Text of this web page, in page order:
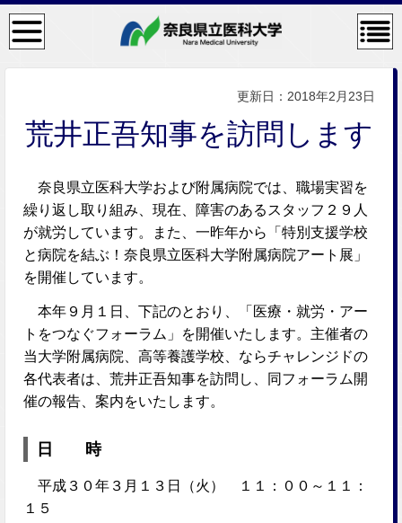
検
索・
メニ
コン
テン
ニュ
ー
更新日：2018年2月23日
荒井正吾知事を訪問します
奈良県立医科大学および附属病院では、職場実習を
繰り返し取り組み、現在、障害のあるスタッフ２９人
が就労しています。また、一昨年から「特別支援学校
と病院を結ぶ！奈良県立医科大学附属病院アート展」
を開催しています。
本年９月１日、下記のとおり、「医療・就労・アー
トをつなぐフォーラム」を開催いたします。主催者の
当大学附属病院、高等養護学校、ならチャレンジドの
各代表者は、荒井正吾知事を訪問し、同フォーラム開
催の報告、案内をいたします。
日 時
平成３０年３月１３日（火） １１：００～１１：
１５